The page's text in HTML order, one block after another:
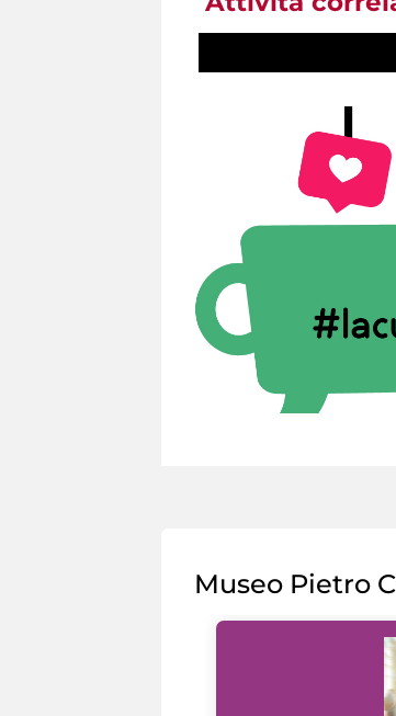
Museo Pietro